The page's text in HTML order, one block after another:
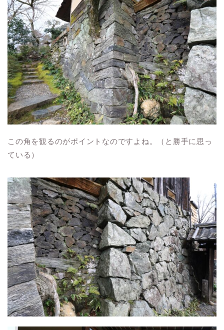
この角を観るのがポイントなのですよね。（と勝手に思っ
ている）